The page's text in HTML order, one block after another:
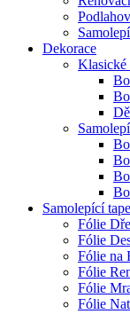
Dekorace
Klasické
Samolepící
Fólie
Fólie
Fólie na
Fólie
Fólie
Fólie